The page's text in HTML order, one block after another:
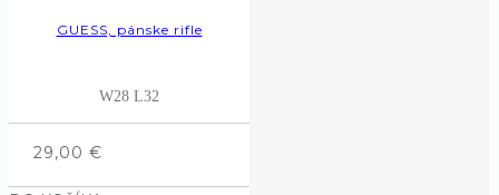
GUESS, pánske rifle
W28 L32
29,00 €